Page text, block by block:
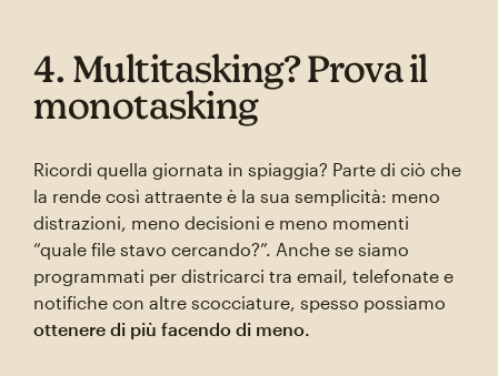
4. Multitasking? Prova il
monotasking
Ricordi quella giornata in spiaggia? Parte di ciò che
la rende così attraente è la sua semplicità: meno
distrazioni, meno decisioni e meno momenti
“quale file stavo cercando?”. Anche se siamo
programmati per districarci tra email, telefonate e
notifiche con altre scocciature, spesso possiamo
ottenere di più facendo di meno.